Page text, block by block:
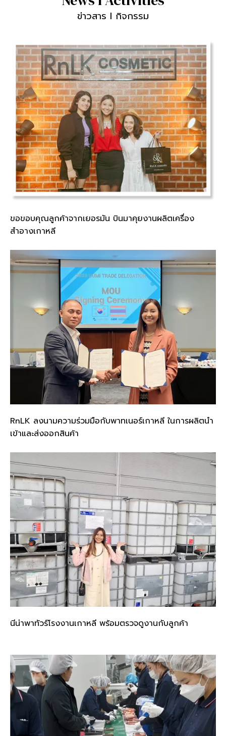
ข่าวสาร l กิจกรรม
ขอขอบคุณลูกค้าจากเยอรมัน บินมาคุยงานผลิตเครื่อง
สำอางเกาหลี
RnLK ลงนามความร่วมมือกับพาทเนอร์เกาหลี ในการผลิตนำ
เข้าและส่งออกสินค้า
นีน่าพาทัวร์โรงงานเกาหลี พร้อมตรวจดูงานกับลูกค้า